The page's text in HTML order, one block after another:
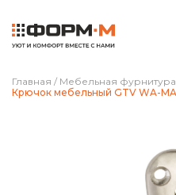
Главная / Мебельная фурнитура
Крючок мебельный GTV WA-